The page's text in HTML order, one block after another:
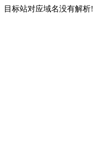
目标站对应域名没有解析!